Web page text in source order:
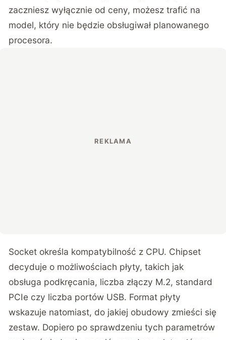
zaczniesz wyłącznie od ceny, możesz trafić na
model, który nie będzie obsługiwał planowanego
procesora.
Socket określa kompatybilność z CPU. Chipset
decyduje o możliwościach płyty, takich jak
obsługa podkręcania, liczba złączy M.2, standard
PCIe czy liczba portów USB. Format płyty
wskazuje natomiast, do jakiej obudowy zmieści się
zestaw. Dopiero po sprawdzeniu tych parametrów